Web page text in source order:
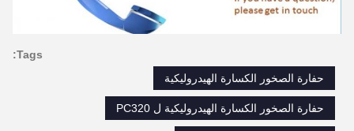
Tags:
حفارة الصخور الكسارة الهيدروليكية
حفارة الصخور الكسارة الهيدروليكية ل PC320